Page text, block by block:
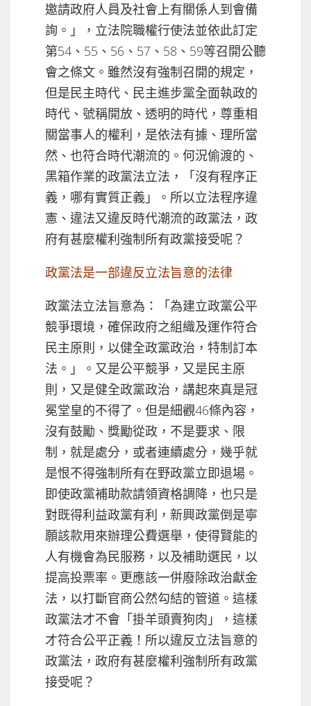
邀請政府人員及社會上有關係人到會備
詢。」，立法院職權行使法並依此訂定
第54、55、56、57、58、59等召開公聽
會之條文。雖然沒有強制召開的規定，
但是民主時代、民主進步黨全面執政的
時代、號稱開放、透明的時代，尊重相
關當事人的權利，是依法有據、理所當
然、也符合時代潮流的。何況偷渡的、
黑箱作業的政黨法立法，「沒有程序正
義，哪有實質正義」。所以立法程序違
憲、違法又違反時代潮流的政黨法，政
府有甚麼權利強制所有政黨接受呢？
政黨法是一部違反立法旨意的法律
政黨法立法旨意為：「為建立政黨公平
競爭環境，確保政府之組織及運作符合
民主原則，以健全政黨政治，特制訂本
法。」。又是公平競爭，又是民主原
則，又是健全政黨政治，講起來真是冠
冕堂皇的不得了。但是細觀46條內容，
沒有鼓勵、獎勵從政，不是要求、限
制，就是處分，或者連續處分，幾乎就
是恨不得強制所有在野政黨立即退場。
即使政黨補助款請領資格調降，也只是
對既得利益政黨有利，新興政黨倒是寧
願該款用來辦理公費選舉，使得賢能的
人有機會為民服務，以及補助選民，以
提高投票率。更應該一併廢除政治獻金
法，以打斷官商公然勾結的管道。這樣
政黨法才不會「掛羊頭賣狗肉」，這樣
才符合公平正義！所以違反立法旨意的
政黨法，政府有甚麼權利強制所有政黨
接受呢？